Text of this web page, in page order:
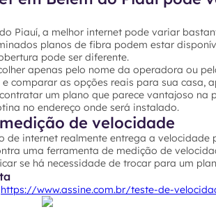
Piauí, a melhor internet pode variar
planos de fibra podem estar
pode ser diferente.
apenas pelo nome da operadora ou
comparar as opções reais para sua casa,
um plano que parece vantajoso na
no endereço onde será instalado.
de velocidade
de internet realmente entrega a velocidade
uma ferramenta de medição de
se há necessidade de trocar para um
https://www.assine.com.br/teste-de-